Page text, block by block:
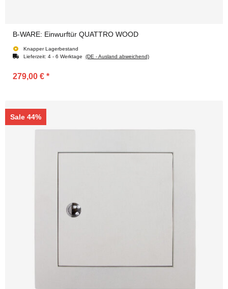
B-WARE: Einwurftür QUATTRO WOOD
Knapper Lagerbestand
Lieferzeit: 4 - 6 Werktage (DE - Ausland abweichend)
279,00 € *
Sale 44%